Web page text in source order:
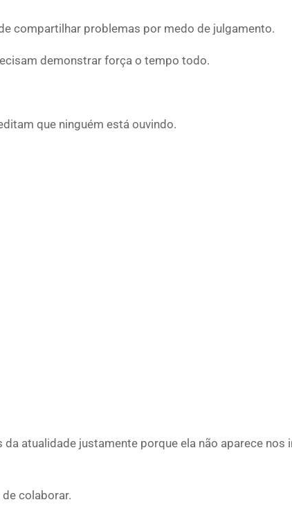
compartilhar problemas por medo de julgamento.
demonstrar força o tempo todo.
que ninguém está ouvindo.
atualidade justamente porque ela não aparece nos
colaborar.